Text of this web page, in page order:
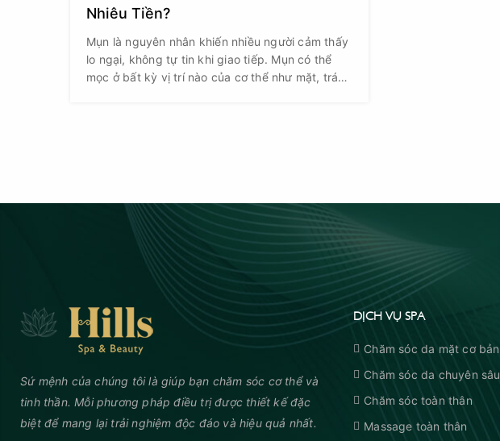
Nhiêu Tiền?
Mụn là nguyên nhân khiến nhiều người cảm thấy
lo ngại, không tự tin khi giao tiếp. Mụn có thể
mọc ở bất kỳ vị trí nào của cơ thể như mặt, trán,
Sứ mệnh của chúng tôi là giúp bạn chăm sóc cơ thể và
tinh thần. Mỗi phương pháp điều trị được thiết kế đặc
biệt để mang lại trải nghiệm độc đáo và hiệu quả nhất.
DỊCH VỤ SPA
Chăm sóc da mặt cơ bản
Chăm sóc da chuyên sâu
Chăm sóc toàn thân
Massage toàn thân